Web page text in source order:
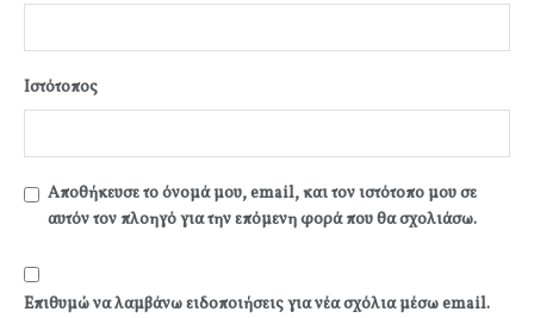
Ιστότοπος
Αποθήκευσε το όνομά μου, email, και τον ιστότοπο μου σε
αυτόν τον πλοηγό για την επόμενη φορά που θα σχολιάσω.
Επιθυμώ να λαμβάνω ειδοποιήσεις για νέα σχόλια μέσω email.